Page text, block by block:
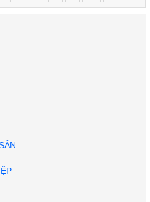
Sơn Ngọc Minh
hung hàng xóm tại chung cư ở Hà
toà
3 người ở Tây Ninh bị bắt sau 5 giờ
đêm tạt sơn pha mắm tôm 3 căn
vì tống tiền cảnh sát giao thông